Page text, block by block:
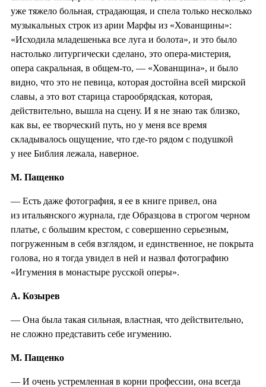
уже тяжело больная, страдающая, и спела только несколько
музыкальных строк из арии Марфы из «Хованщины»:
«Исходила младешенька все луга и болота», и это было
настолько литургически сделано, это опера-мистерия,
опера сакральная, в общем-то, — «Хованщина», и было
видно, что это не певица, которая достойна всей мирской
славы, а это вот старица старообрядская, которая,
действительно, вышла на сцену. И я не знаю так близко,
как вы, ее творческий путь, но у меня все время
складывалось ощущение, что где-то рядом с подушкой
у нее Библия лежала, наверное.
М. Пащенко
— Есть даже фотография, я ее в книге привел, она
из итальянского журнала, где Образцова в строгом черном
платье, с большим крестом, с совершенно серьезным,
погруженным в себя взглядом, и единственное, не покрыта
голова, но я тогда увидел в ней и назвал фотографию
«Игумения в монастыре русской оперы».
А. Козырев
— Она была такая сильная, властная, что действительно,
не сложно представить себе игумению.
М. Пащенко
— И очень устремленная в корни профессии, она всегда